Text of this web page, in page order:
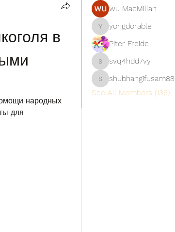
в
народных
для
wu MacMillan
yongdorable
yongdorable
Piter Freide
svq4hdd7vy
svq4hdd7vy
shubhangifusam88
shubhangifusam88
See All Members (136)